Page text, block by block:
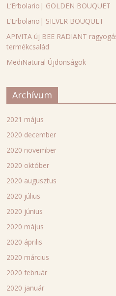
L’Erbolario| GOLDEN BOUQUET
L’Erbolario| SILVER BOUQUET
APIVITA új BEE RADIANT
termékcsalád
MediNatural Újdonságok
Archívum
2021 május
2020 december
2020 november
2020 október
2020 augusztus
2020 július
2020 június
2020 május
2020 április
2020 március
2020 február
2020 január